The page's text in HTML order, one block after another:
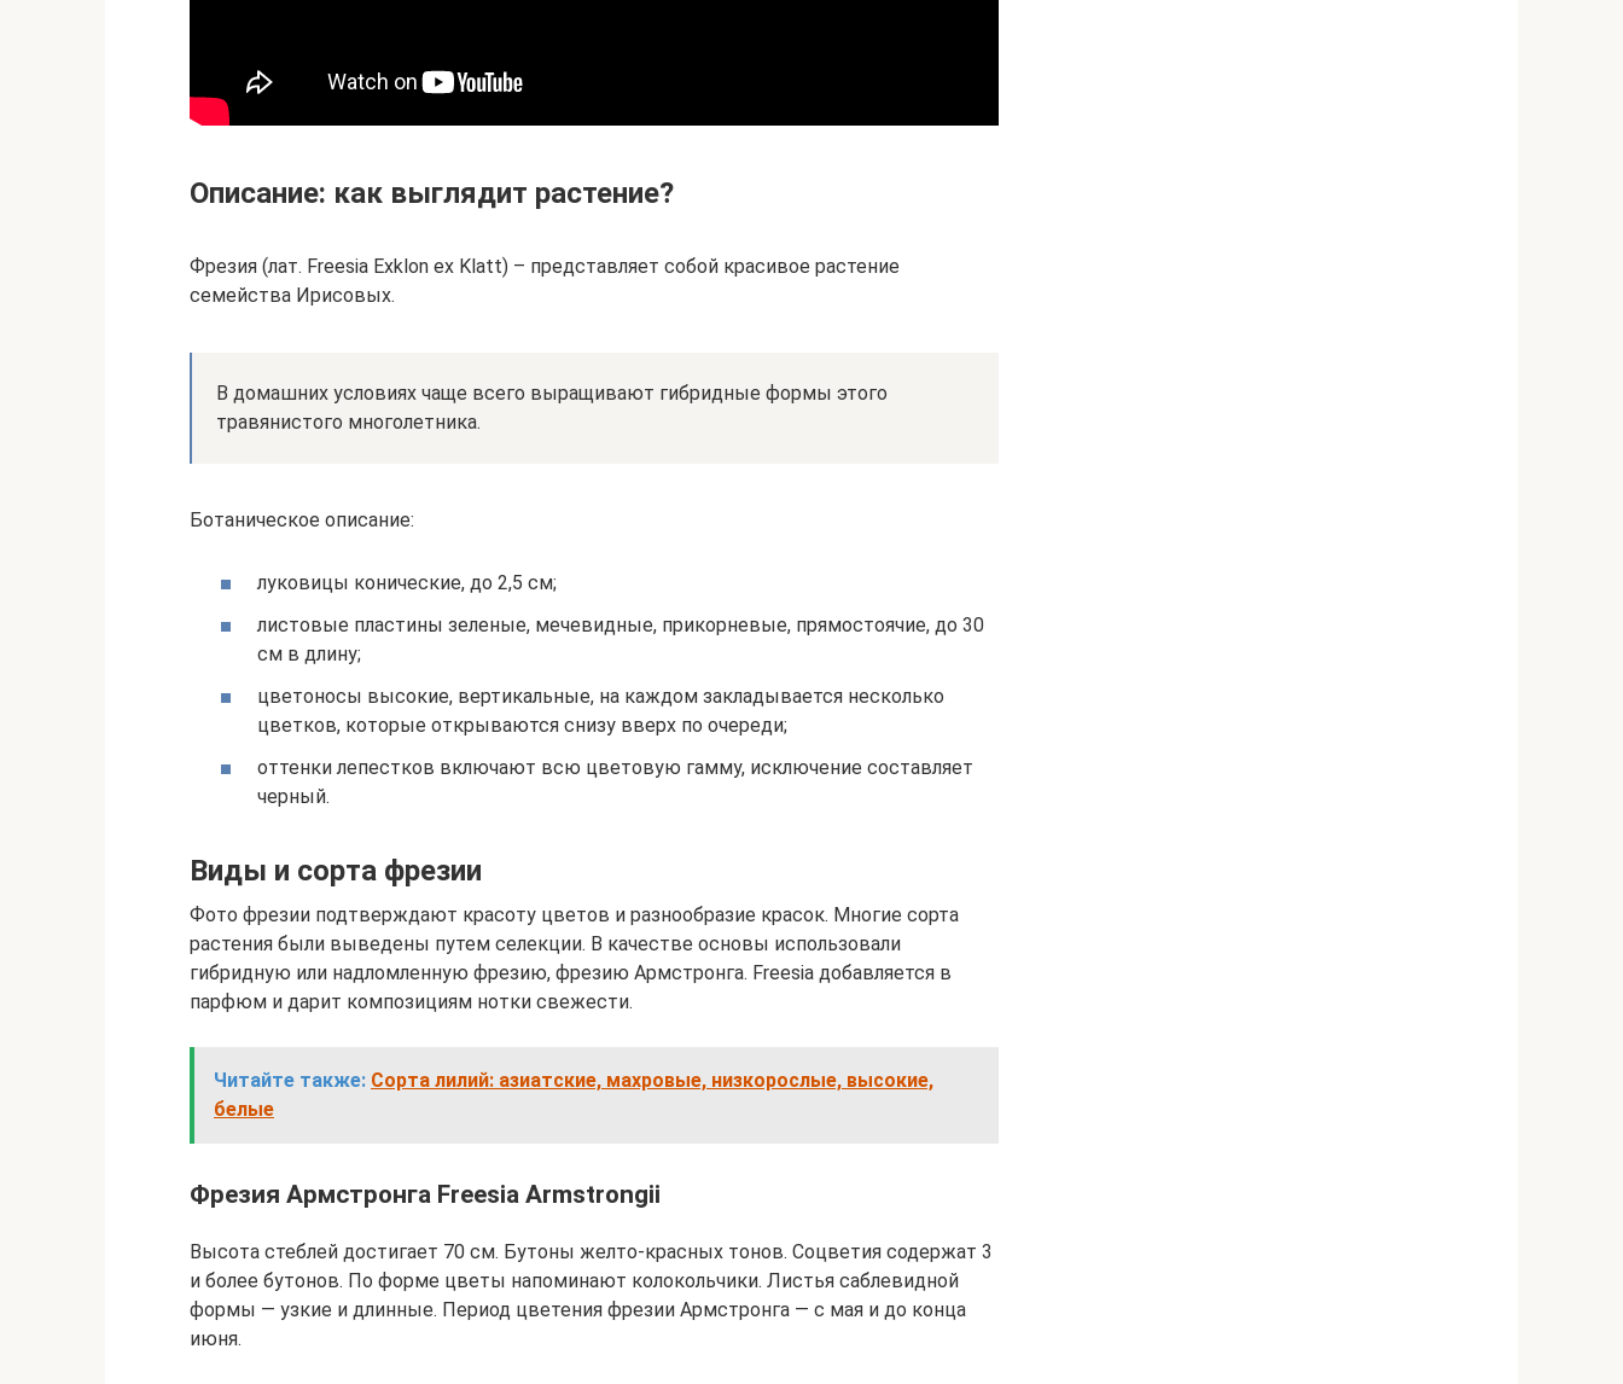
Описание: как выглядит растение?
Фрезия (лат. Freesia Exklon ex Klatt) – представляет собой красивое растение
семейства Ирисовых.
В домашних условиях чаще всего выращивают гибридные формы этого
травянистого многолетника.
Ботаническое описание:
луковицы конические, до 2,5 см;
листовые пластины зеленые, мечевидные, прикорневые, прямостоячие, до 30
см в длину;
цветоносы высокие, вертикальные, на каждом закладывается несколько
цветков, которые открываются снизу вверх по очереди;
оттенки лепестков включают всю цветовую гамму, исключение составляет
черный.
Виды и сорта фрезии
Фото фрезии подтверждают красоту цветов и разнообразие красок. Многие сорта
растения были выведены путем селекции. В качестве основы использовали
гибридную или надломленную фрезию, фрезию Армстронга. Freesia добавляется в
парфюм и дарит композициям нотки свежести.
Читайте также: Сорта лилий: азиатские, махровые, низкорослые, высокие,
белые
Фрезия Армстронга Freesia Armstrongii
Высота стеблей достигает 70 см. Бутоны желто-красных тонов. Соцветия содержат 3
и более бутонов. По форме цветы напоминают колокольчики. Листья саблевидной
формы — узкие и длинные. Период цветения фрезии Армстронга — с мая и до конца
июня.